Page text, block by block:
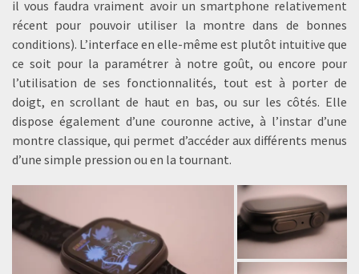
il vous faudra vraiment avoir un smartphone relativement
récent pour pouvoir utiliser la montre dans de bonnes
conditions). L’interface en elle-même est plutôt intuitive que
ce soit pour la paramétrer à notre goût, ou encore pour
l’utilisation de ses fonctionnalités, tout est à porter de
doigt, en scrollant de haut en bas, ou sur les côtés. Elle
dispose également d’une couronne active, à l’instar d’une
montre classique, qui permet d’accéder aux différents menus
d’une simple pression ou en la tournant.